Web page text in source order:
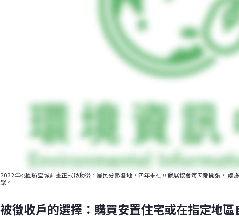
2022年桃園航空城計畫正式啟動後，居民分散各地，四年來社區發展協會每天都開張， 讓
聚。
被徵收戶的選擇：購買安置住宅或在指定地區